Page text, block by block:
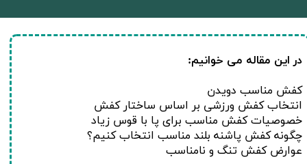
​در این مقاله می خوانیم:
کفش مناسب دویدن
انتخاب کفش ورزشی بر اساس ساختار کفش
خصوصیات کفش مناسب برای پا با قوس زیاد
چگونه کفش پاشنه بلند مناسب انتخاب کنیم؟
عوارض کفش تنگ و نامناسب